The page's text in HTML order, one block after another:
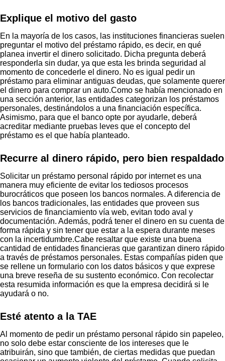
Explique el motivo del gasto
En la mayoría de los casos, las instituciones financieras suelen
preguntar el motivo del préstamo rápido, es decir, en qué
planea invertir el dinero solicitado. Dicha pregunta deberá
responderla sin dudar, ya que esta les brinda seguridad al
momento de concederle el dinero. No es igual pedir un
préstamo para eliminar antiguas deudas, que solamente querer
el dinero para comprar un auto.Como se había mencionado en
una sección anterior, las entidades categorizan los préstamos
personales, destinándolos a una financiación específica.
Asimismo, para que el banco opte por ayudarle, deberá
acreditar mediante pruebas leves que el concepto del
préstamo es el que había planteado.
Recurre al dinero rápido, pero bien respaldado
Solicitar un préstamo personal rápido por internet es una
manera muy eficiente de evitar los tediosos procesos
burocráticos que poseen los bancos normales. A diferencia de
los bancos tradicionales, las entidades que proveen sus
servicios de financiamiento vía web, evitan todo aval y
documentación. Además, podrá tener el dinero en su cuenta de
forma rápida y sin tener que estar a la espera durante meses
con la incertidumbre.Cabe resaltar que existe una buena
cantidad de entidades financieras que garantizan dinero rápido
a través de préstamos personales. Estas compañías piden que
se rellene un formulario con los datos básicos y que exprese
una breve reseña de su sustento económico. Con recolectar
esta resumida información es que la empresa decidirá si le
ayudará o no.
Esté atento a la TAE
Al momento de pedir un préstamo personal rápido sin papeleo,
no solo debe estar consciente de los intereses que le
atribuirán, sino que también, de ciertas medidas que puedan